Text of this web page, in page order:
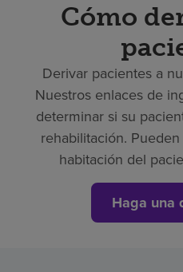
Cómo
Derivar pacientes a
Nuestros enlaces de
determinar si su
rehabilitación.
habitación del
Haga una